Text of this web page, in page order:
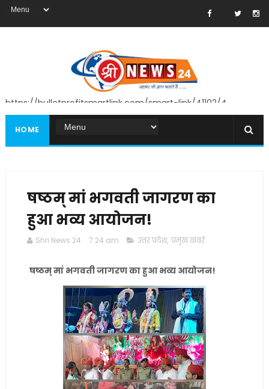
https://bulletprofitsmartlink.com/smart-link/41102/4
HOME
षष्ठम् मां भगवती जागरण का
हुआ भव्य आयोजन!
Shri News 24 7:24 am उत्तर प्रदेश, प्रमुख खबरें
षष्ठम् मां भगवती जागरण का हुआ भव्य आयोजन!